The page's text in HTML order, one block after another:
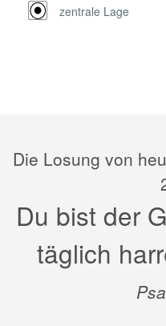
zentrale Lage
Die Losung von
Du bist der
täglich